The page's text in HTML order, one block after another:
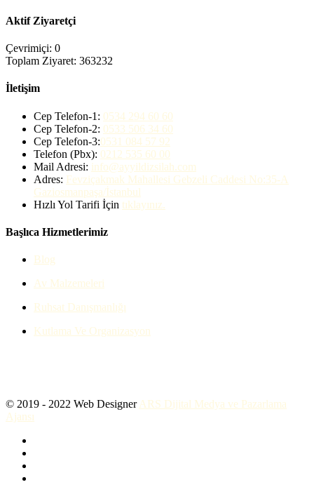
Aktif Ziyaretçi
Çevrimiçi: 0
Toplam Ziyaret: 363232
İletişim
Cep Telefon-1: 0534 294 60 60
Cep Telefon-2: 0533 506 34 60
Cep Telefon-3:0531 084 57 92
Telefon (Pbx): 0212 535 60 00
Mail Adresi: info@ayyildizsilah.com
Adres: Fevziçakmak Mahallesi Gebzeli Caddesi No:35-A
Gaziosmanpaşa/İstanbul
Hızlı Yol Tarifi İçin tıklayınız.
Başlıca Hizmetlerimiz
Blog
Av Malzemeleri
Ruhsat Danışmanlığı
Kutlama Ve Organizasyon
© 2019 - 2022 Web Designer ARS Dijital Medya ve Pazarlama
Ajansı